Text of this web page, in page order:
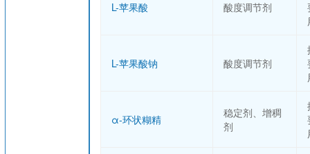
L-苹果酸 酸度调节剂
L-苹果酸钠 酸度调节剂
α-环状糊精
稳定剂、增稠
剂